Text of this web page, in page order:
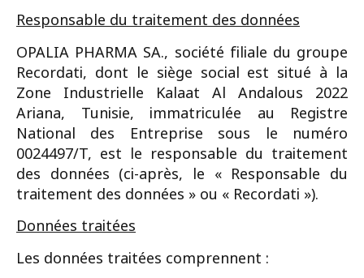
Responsable du traitement des données
OPALIA PHARMA SA., société filiale du groupe
Recordati, dont le siège social est situé à la
Zone Industrielle Kalaat Al Andalous 2022
Ariana, Tunisie, immatriculée au Registre
National des Entreprise sous le numéro
0024497/T, est le responsable du traitement
des données (ci-après, le « Responsable du
traitement des données » ou « Recordati »).
Données traitées
Les données traitées comprennent :